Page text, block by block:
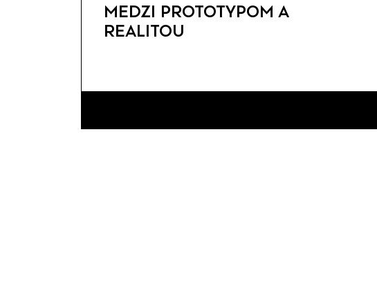
MEDZI PROTOTYPOM A
REALITOU